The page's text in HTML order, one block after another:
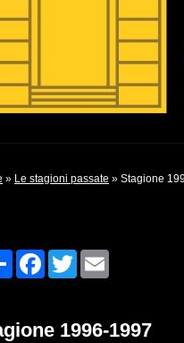
» Le stagioni passate » Stagione
Share Facebook
Twitter
1996-1997